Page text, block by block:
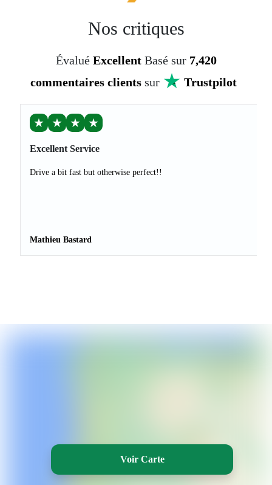
Nos critiques
Évalué Excellent Basé sur 7,420
commentaires clients sur Trustpilot
★ ★ ★ ★
Excellent Service
Drive a bit fast but otherwise perfect!!
Mathieu Bastard
Voir Carte